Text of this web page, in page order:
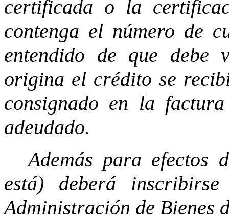
certificada o la
contenga el número de
entendido de que debe
origina el crédito se
consignado en la
adeudado.
Además para
está) deberá
Administración de